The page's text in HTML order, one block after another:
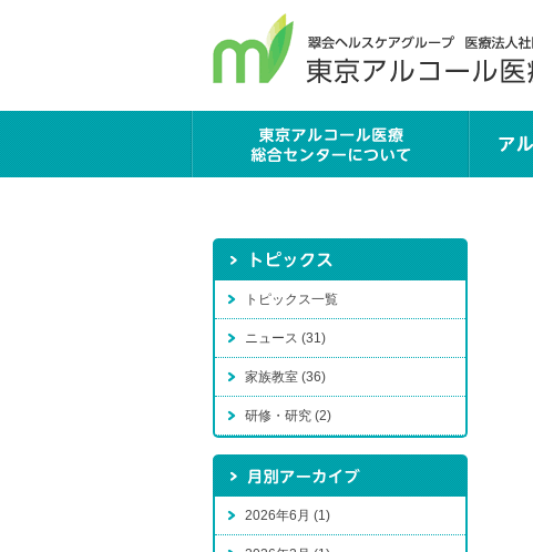
トピックス一覧
ニュース (31)
家族教室 (36)
研修・研究 (2)
2026年6月 (1)